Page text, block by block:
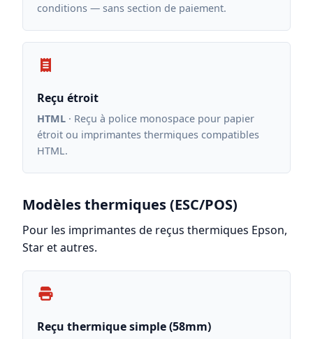
conditions — sans section de paiement.
Reçu étroit
HTML · Reçu à police monospace pour papier
étroit ou imprimantes thermiques compatibles
HTML.
Modèles thermiques (ESC/POS)
Pour les imprimantes de reçus thermiques Epson,
Star et autres.
Reçu thermique simple (58mm)